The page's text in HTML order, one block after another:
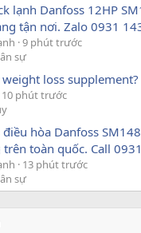
lạnh Danfoss 12HP
tận nơi. Zalo 0931
9 phút trước
sự
loss supplement?
10 phút trước
hòa Danfoss
trên toàn quốc. Call
13 phút trước
sự